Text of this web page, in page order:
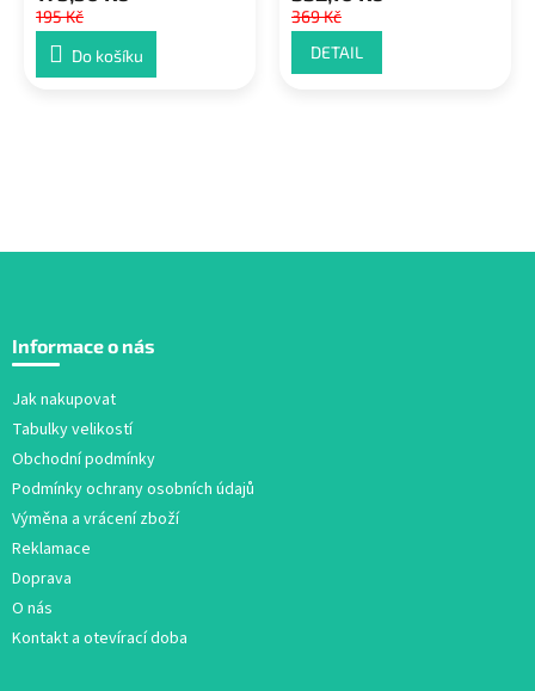
195 Kč
Do košíku
369 Kč
DETAIL
p
Informace o nás
Jak nakupovat
Tabulky velikostí
Obchodní podmínky
Podmínky ochrany osobních údajů
Výměna a vrácení zboží
Reklamace
Doprava
O nás
Kontakt a otevírací doba